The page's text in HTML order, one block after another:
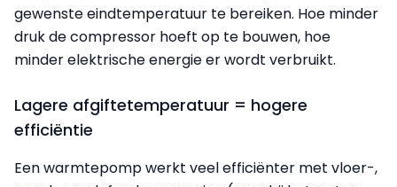
gewenste eindtemperatuur te bereiken. Hoe minder
druk de compressor hoeft op te bouwen, hoe
minder elektrische energie er wordt verbruikt.
Lagere afgiftetemperatuur = hogere
efficiëntie
Een warmtepomp werkt veel efficiënter met vloer-,